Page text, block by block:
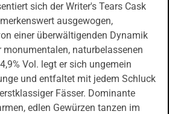
sich der Writer's Tears Cask
ausgewogen,
einer überwältigenden Dynamik
monumentalen, naturbelassenen
Vol. legt er sich ungemein
und entfaltet mit jedem Schluck
Fässer. Dominante
edlen Gewürzen tanzen im